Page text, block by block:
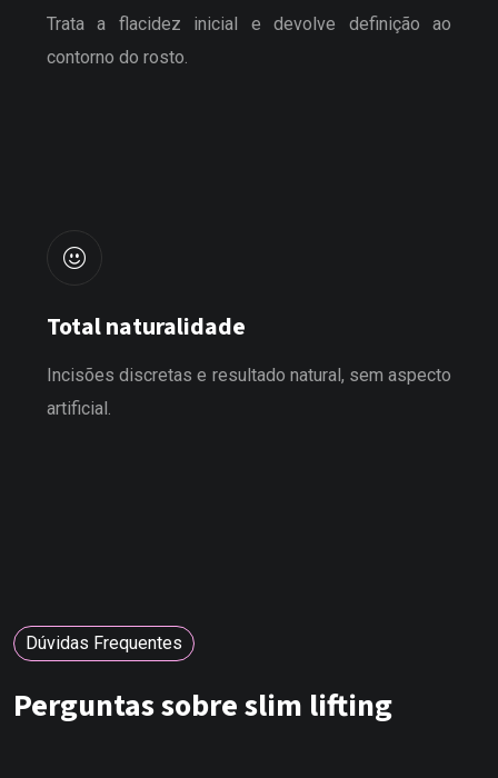
Trata a flacidez inicial e devolve definição ao
contorno do rosto.
Total naturalidade
Incisões discretas e resultado natural, sem aspecto
artificial.
Dúvidas Frequentes
Perguntas sobre slim lifting